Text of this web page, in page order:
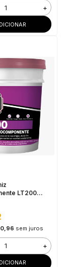
+
LT200
sem juros
+